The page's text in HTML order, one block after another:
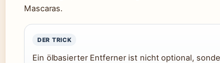
Mascaras.
DER TRICK
Ein ölbasierter Entferner ist nicht optional,